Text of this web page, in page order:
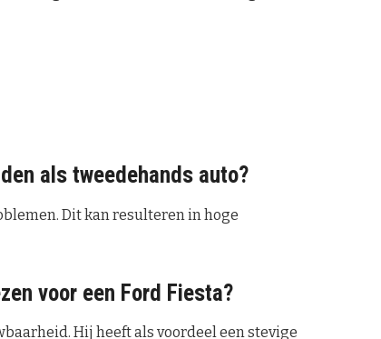
als tweedehands auto?
Dit kan resulteren in hoge
voor een Ford Fiesta?
Hij heeft als voordeel een stevige